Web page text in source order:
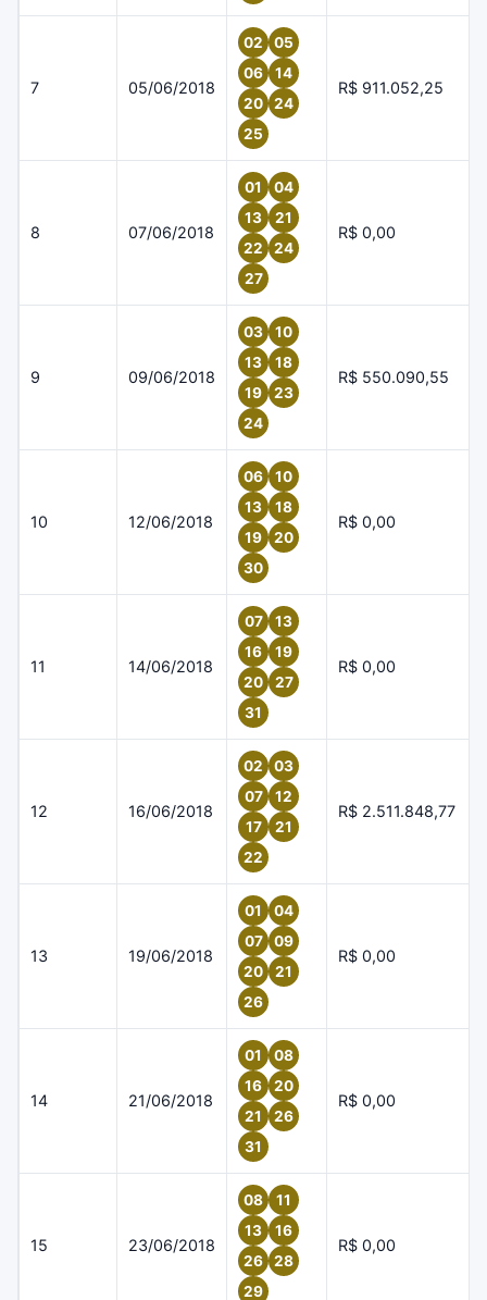
7 05/06/2018
02
05
06
14
20
24
25
R$ 911.052,25
8 07/06/2018
01
04
13
21
22
24
27
R$ 0,00
9 09/06/2018
03
10
13
18
19
23
24
R$ 550.090,55
10 12/06/2018
06
10
13
18
19
20
30
R$ 0,00
11 14/06/2018
07
13
16
19
20
27
31
R$ 0,00
12 16/06/2018
02
03
07
12
17
21
22
R$ 2.511.848,77
13 19/06/2018
01
04
07
09
20
21
26
R$ 0,00
14 21/06/2018
01
08
16
20
21
26
31
R$ 0,00
15 23/06/2018
08
11
13
16
26
28
29
R$ 0,00